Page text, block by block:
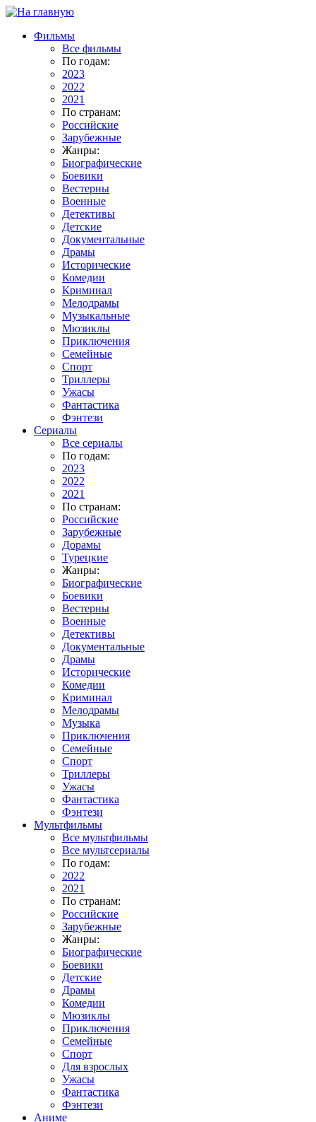
Фильмы
Все фильмы
По годам:
2023
2022
2021
По странам:
Российские
Зарубежные
Жанры:
Биографические
Боевики
Вестерны
Военные
Детективы
Детские
Документальные
Драмы
Исторические
Комедии
Криминал
Мелодрамы
Музыкальные
Мюзиклы
Приключения
Семейные
Спорт
Триллеры
Ужасы
Фантастика
Фэнтези
Сериалы
Все сериалы
По годам:
2023
2022
2021
По странам:
Российские
Зарубежные
Дорамы
Турецкие
Жанры:
Биографические
Боевики
Вестерны
Военные
Детективы
Документальные
Драмы
Исторические
Комедии
Криминал
Мелодрамы
Музыка
Приключения
Семейные
Спорт
Триллеры
Ужасы
Фантастика
Фэнтези
Мультфильмы
Все мультфильмы
Все мультсериалы
По годам:
2022
2021
По странам:
Российские
Зарубежные
Жанры:
Биографические
Боевики
Детские
Драмы
Комедии
Мюзиклы
Приключения
Семейные
Спорт
Для взрослых
Ужасы
Фантастика
Фэнтези
Аниме